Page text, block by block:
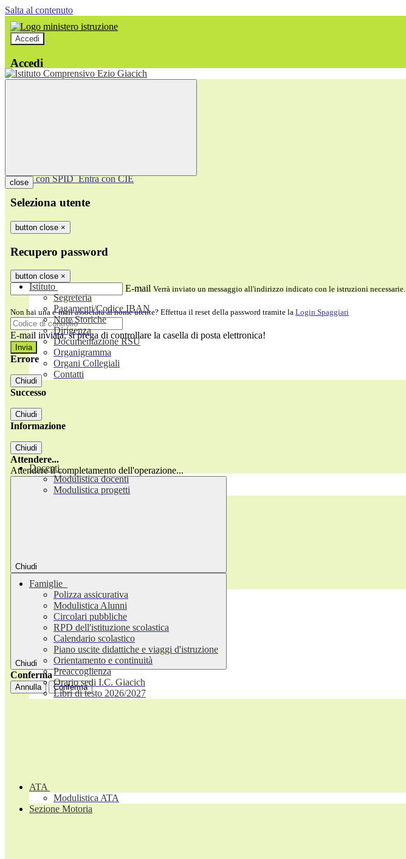
Salta al contenuto
Accedi
Accedi
Entra con SPID Entra con CIE
Seleziona utente
button close ×
Recupero password
button close ×
E-mail Verrà inviato un messaggio all'indirizzo indicato con le istruzioni necessarie.
Non hai una e-mail associata al nome utente? Effettua il reset della password tramite la Login Spaggiari
E-mail inviata, si prega di controllare la casella di posta elettronica!
Errore
Chiudi
Successo
Chiudi
Informazione
Chiudi
Attendere...
Attendere il completamento dell'operazione...
Chiudi
Chiudi
Conferma
Annulla Conferma
close
Istituto
Segreteria
Pagamenti/Codice IBAN
Note Storiche
Dirigenza
Documentazione RSU
Organigramma
Organi Collegiali
Contatti
Docenti
Modulistica docenti
Modulistica progetti
Famiglie
Polizza assicurativa
Modulistica Alunni
Circolari pubbliche
RPD dell'istituzione scolastica
Calendario scolastico
Piano uscite didattiche e viaggi d'istruzione
Orientamento e continuità
Preaccoglienza
Orario sedi I.C. Giacich
Libri di testo 2026/2027
ATA
Modulistica ATA
Sezione Motoria